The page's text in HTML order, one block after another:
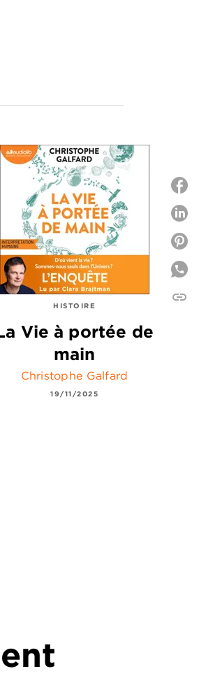
HISTOIRE
Vie à portée de
main
Christophe Galfard
19/11/2025
link